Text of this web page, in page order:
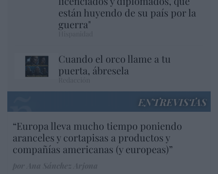
están huyendo de su país por la
guerra"
Cuando el orco llame a tu
puerta, ábresela
ENTREVISTAS
“Europa lleva mucho tiempo poniendo
aranceles y cortapisas a productos y
compañías americanas (y europeas)”